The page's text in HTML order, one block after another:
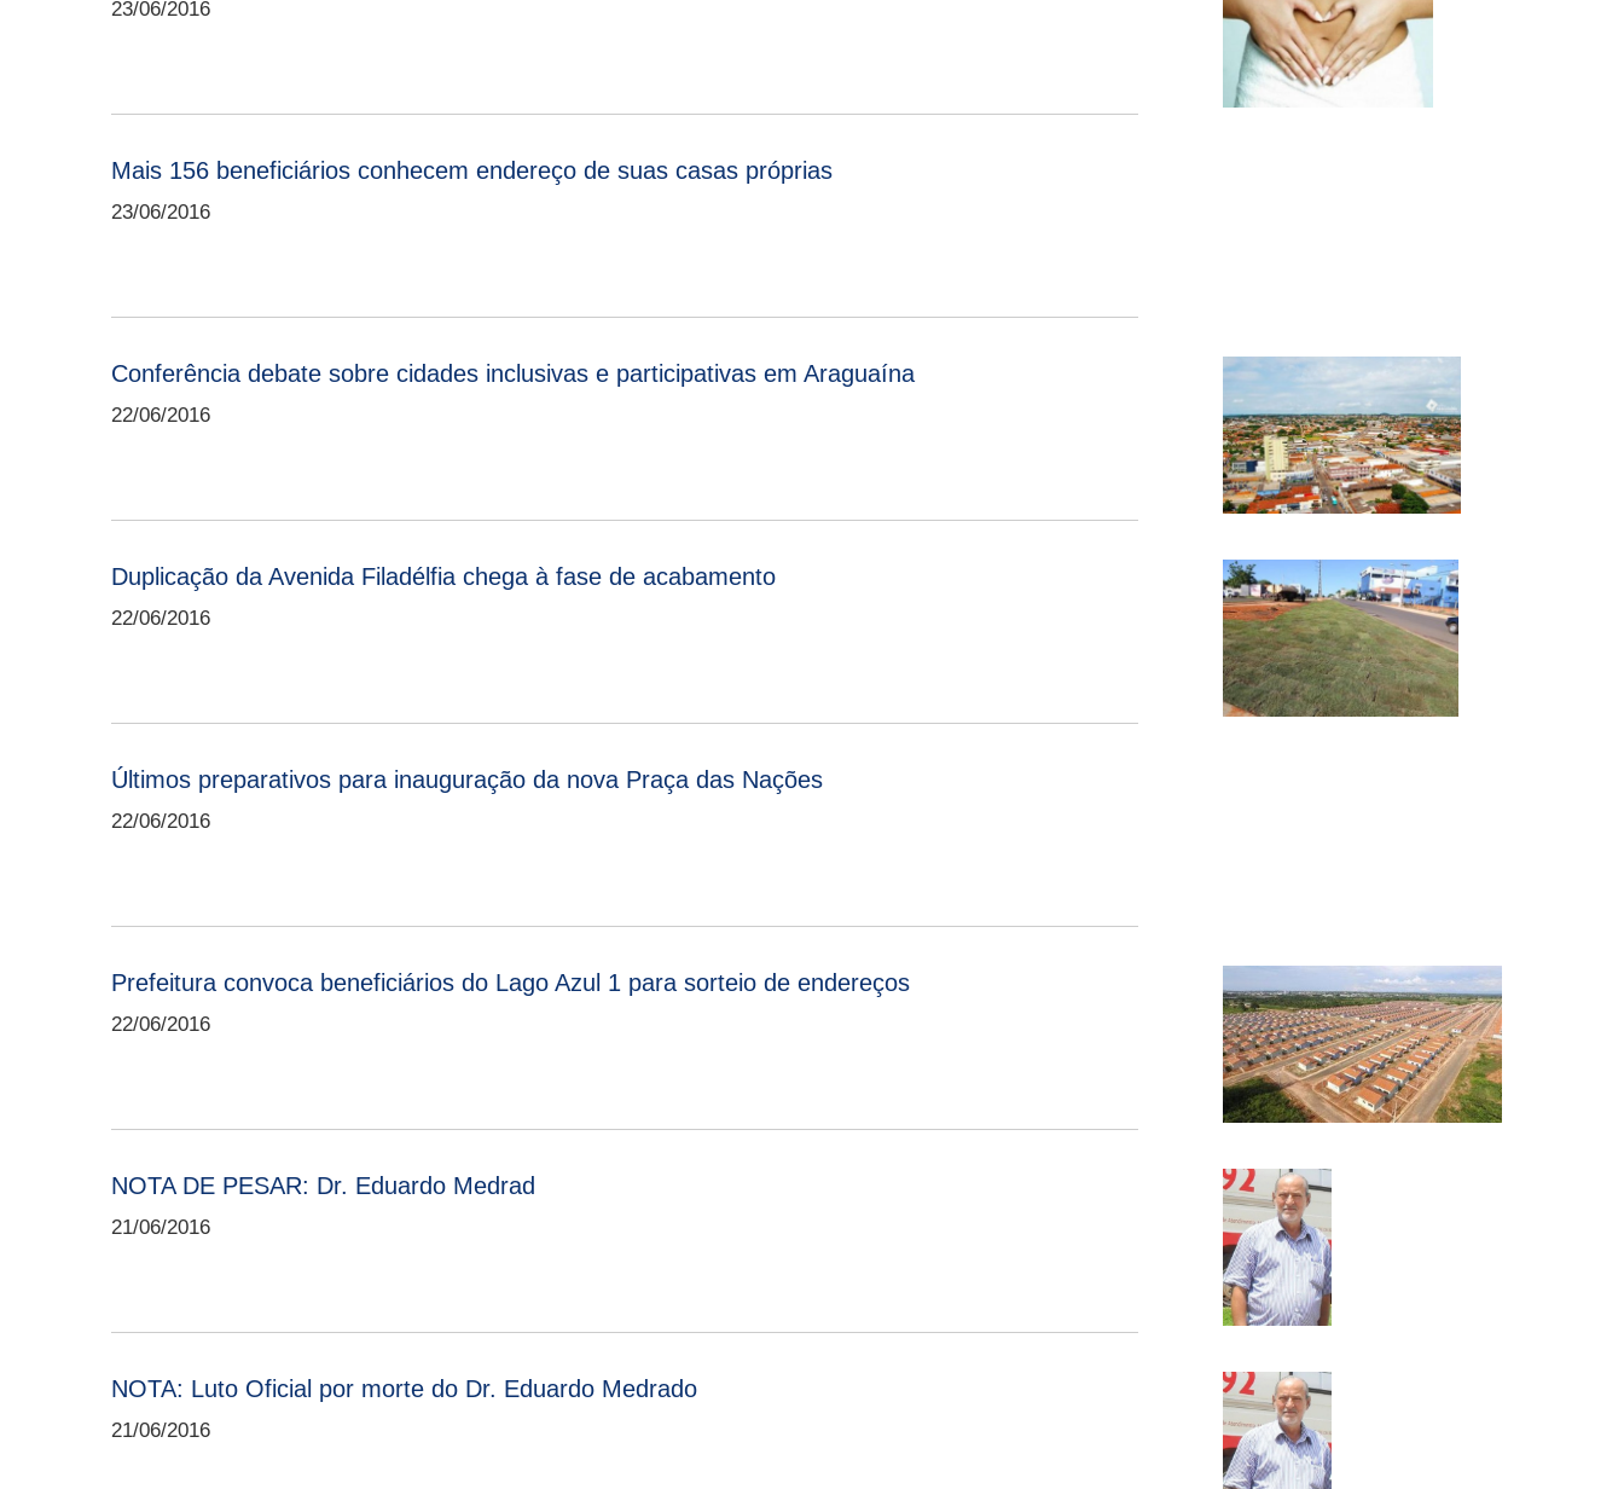
23/06/2016
Mais 156 beneficiários conhecem endereço de suas casas próprias
23/06/2016
Conferência debate sobre cidades inclusivas e participativas em Araguaína
22/06/2016
Duplicação da Avenida Filadélfia chega à fase de acabamento
22/06/2016
Últimos preparativos para inauguração da nova Praça das Nações
22/06/2016
Prefeitura convoca beneficiários do Lago Azul 1 para sorteio de endereços
22/06/2016
NOTA DE PESAR: Dr. Eduardo Medrad
21/06/2016
NOTA: Luto Oficial por morte do Dr. Eduardo Medrado
21/06/2016